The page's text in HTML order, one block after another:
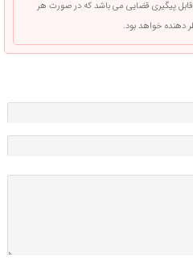
پیگیری قضایی می باشد که در صورت هر
خواهد بود.